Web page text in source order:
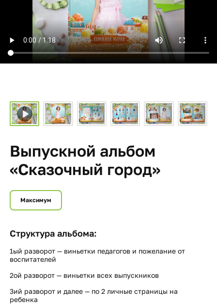
Выпускной альбом
«Сказочный город»
Максимум
Структура альбома:
1ый разворот — виньетки педагогов и пожелание от
воспитателей
2ой разворот — виньетки всех выпускников
3ий разворот и далее — по 2 личные страницы на
ребенка